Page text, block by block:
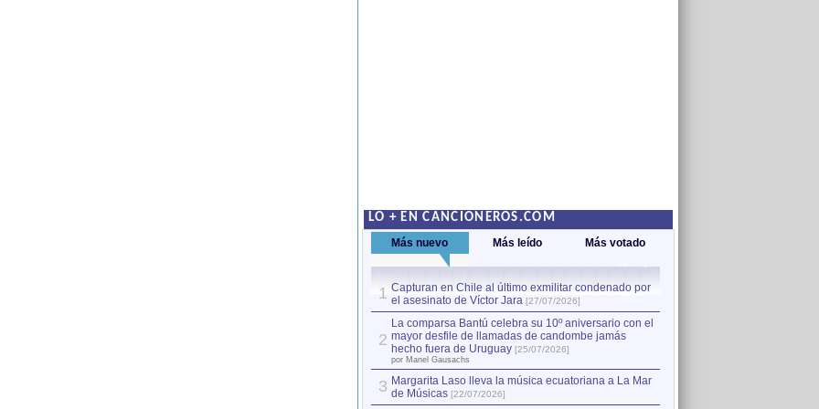
LO + EN CANCIONEROS.COM
Más nuevo Más leído Más votado
1 Capturan en Chile al último exmilitar condenado por
el asesinato de Víctor Jara [27/07/2026]
2
La comparsa Bantú celebra su 10º aniversario con el
mayor desfile de llamadas de candombe jamás
hecho fuera de Uruguay [25/07/2026]
por Manel Gausachs
3 Margarita Laso lleva la música ecuatoriana a La Mar
de Músicas [22/07/2026]